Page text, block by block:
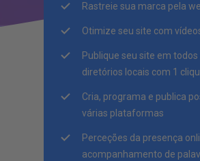
Rastreie sua marca pela
Otimize seu site com
Publique seu site em todos
diretórios locais com 1
Cria, programa e publica
várias plataformas
Perceções da presença
acompanhamento de